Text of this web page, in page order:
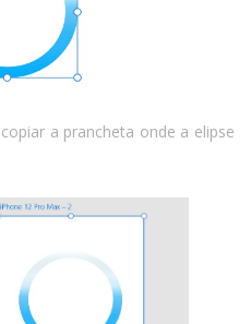
a prancheta onde a elipse